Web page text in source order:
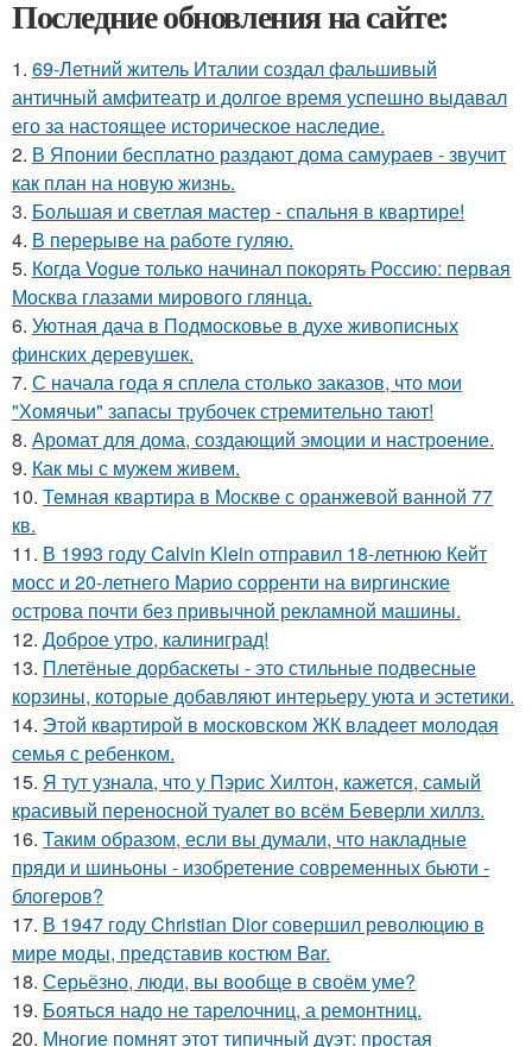
Последние обновления на сайте:
1. 69-Летний житель Италии создал фальшивый
античный амфитеатр и долгое время успешно выдавал
его за настоящее историческое наследие.
2. В Японии бесплатно раздают дома самураев - звучит
как план на новую жизнь.
3. Большая и светлая мастер - спальня в квартире!
4. В перерыве на работе гуляю.
5. Когда Vogue только начинал покорять Россию: первая
Москва глазами мирового глянца.
6. Уютная дача в Подмосковье в духе живописных
финских деревушек.
7. С начала года я сплела столько заказов, что мои
"Хомячьи" запасы трубочек стремительно тают!
8. Аромат для дома, создающий эмоции и настроение.
9. Как мы с мужем живем.
10. Темная квартира в Москве с оранжевой ванной 77
кв.
11. В 1993 году Calvin Klein отправил 18-летнюю Кейт
мосс и 20-летнего Марио сорренти на виргинские
острова почти без привычной рекламной машины.
12. Доброе утро, калиниград!
13. Плетёные дорбаскеты - это стильные подвесные
корзины, которые добавляют интерьеру уюта и эстетики.
14. Этой квартирой в московском ЖК владеет молодая
семья с ребенком.
15. Я тут узнала, что у Пэрис Хилтон, кажется, самый
красивый переносной туалет во всём Беверли хиллз.
16. Таким образом, если вы думали, что накладные
пряди и шиньоны - изобретение современных бьюти -
блогеров?
17. В 1947 году Christian Dior совершил революцию в
мире моды, представив костюм Bar.
18. Серьёзно, люди, вы вoобще в своём уме?
19. Бояться надо не тарелочниц, а ремонтниц.
20. Многие помнят этот типичный дуэт: простая